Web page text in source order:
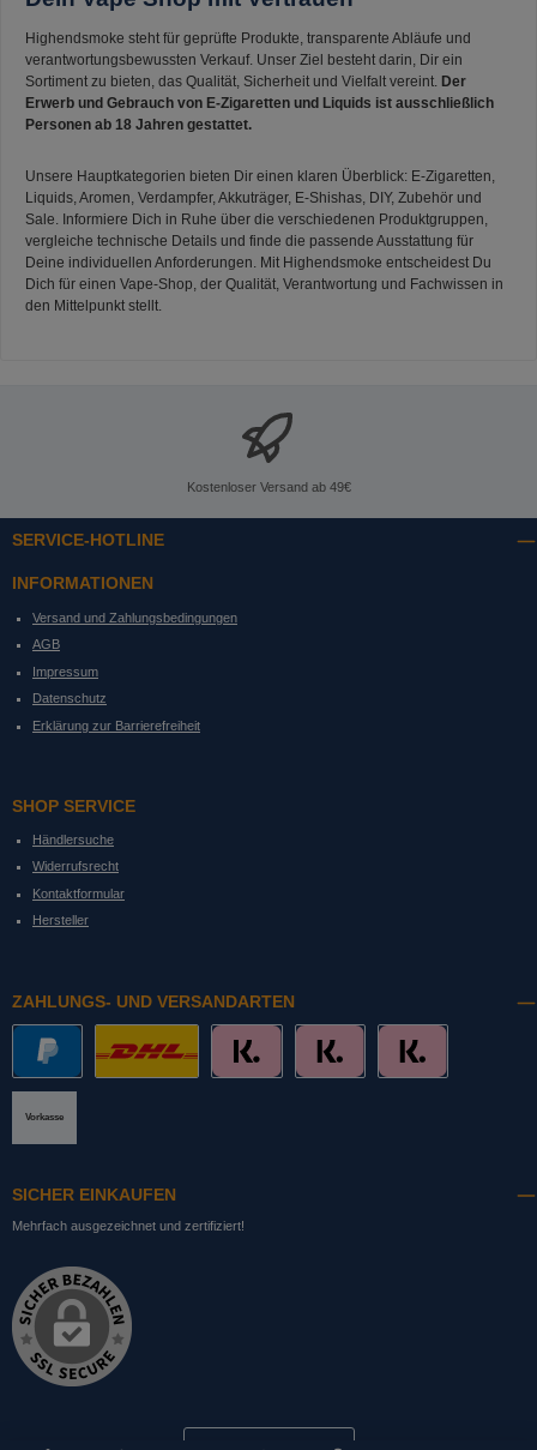
Highendsmoke steht für geprüfte Produkte, transparente Abläufe und
verantwortungsbewussten Verkauf. Unser Ziel besteht darin, Dir ein
Sortiment zu bieten, das Qualität, Sicherheit und Vielfalt vereint. Der
Erwerb und Gebrauch von E-Zigaretten und Liquids ist ausschließlich
Personen ab 18 Jahren gestattet.
Unsere Hauptkategorien bieten Dir einen klaren Überblick: E-Zigaretten,
Liquids, Aromen, Verdampfer, Akkuträger, E-Shishas, DIY, Zubehör und
Sale. Informiere Dich in Ruhe über die verschiedenen Produktgruppen,
vergleiche technische Details und finde die passende Ausstattung für
Deine individuellen Anforderungen. Mit Highendsmoke entscheidest Du
Dich für einen Vape-Shop, der Qualität, Verantwortung und Fachwissen in
den Mittelpunkt stellt.
Kostenloser Versand ab 49€
SERVICE-HOTLINE
INFORMATIONEN
Versand und Zahlungsbedingungen
AGB
Impressum
Datenschutz
Erklärung zur Barrierefreiheit
SHOP SERVICE
Händlersuche
Widerrufsrecht
Kontaktformular
Hersteller
ZAHLUNGS- UND VERSANDARTEN
Vorkasse
SICHER EINKAUFEN
Mehrfach ausgezeichnet und zertifiziert!
Bestellung widerrufen